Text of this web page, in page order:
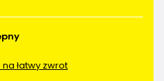
na łatwy zwrot